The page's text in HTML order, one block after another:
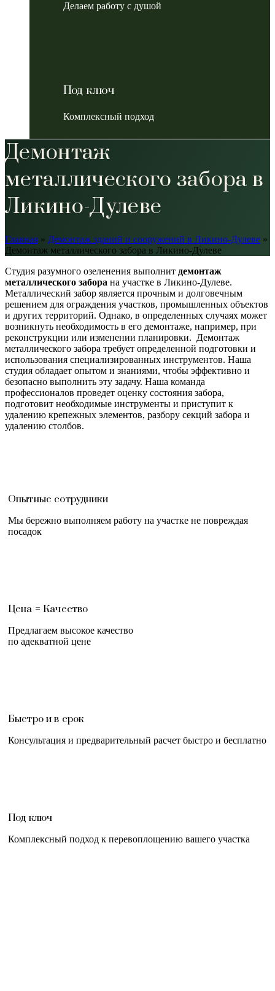
Делаем работу с душой
Под ключ
Комплексный подход
Демонтаж
металлического забора в
Ликино-Дулеве
Главная » Демонтаж зданий и сооружений в Ликино-Дулеве »
Демонтаж металлического забора в Ликино-Дулеве
Студия разумного озеленения выполнит демонтаж
металлического забора на участке в Ликино-Дулеве.
Металлический забор является прочным и долговечным
решением для ограждения участков, промышленных объектов
и других территорий. Однако, в определенных случаях может
возникнуть необходимость в его демонтаже, например, при
реконструкции или изменении планировки. Демонтаж
металлического забора требует определенной подготовки и
использования специализированных инструментов. Наша
студия обладает опытом и знаниями, чтобы эффективно и
безопасно выполнить эту задачу. Наша команда
профессионалов проведет оценку состояния забора,
подготовит необходимые инструменты и приступит к
удалению крепежных элементов, разбору секций забора и
удалению столбов.
Опытные сотрудники
Мы бережно выполняем работу на участке не повреждая
посадок
Цена = Качество
Предлагаем высокое качество
по адекватной цене
Быстро и в срок
Консультация и предварительный расчет быстро и бесплатно
Под ключ
Комплексный подход к перевоплощению вашего участка